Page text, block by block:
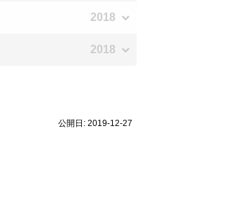
2018
2018
公開日: 2019-12-27